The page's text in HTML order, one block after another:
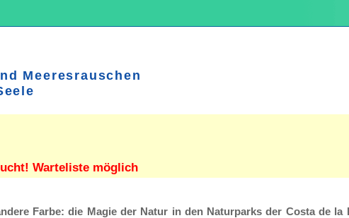
Meeresrauschen
Warteliste möglich
Farbe: die Magie der Natur in den Naturparks der Costa de la